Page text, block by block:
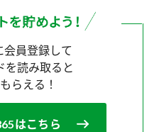
会員登録して
を読み取ると
らえる！
はこちら